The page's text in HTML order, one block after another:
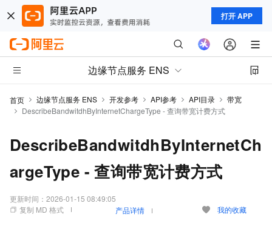
打开 APP
边缘节点服务 ENS
首页 边缘节点服务 ENS 开发参考 API参考 API目录
带宽
DescribeBandwitdhByInternetChargeType - 查询带宽计费方式
DescribeBandwitdhByInternetCh
argeType - 查询带宽计费方式
更新时间： 2026-01-15 08:49:05
复制 MD 格式
产品详情 我的收藏